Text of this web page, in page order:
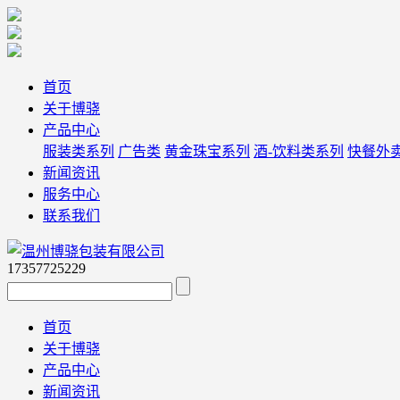
首页
关于博骁
产品中心
服装类系列 广告类 黄金珠宝系列 酒-饮料类系列 快餐外
新闻资讯
服务中心
联系我们
17357725229
首页
关于博骁
产品中心
新闻资讯